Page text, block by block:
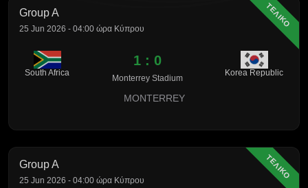
ΤΕΛΙΚΟ
Group A
25 Jun 2026 - 04:00 ώρα Κύπρου
South Africa
1 : 0
Monterrey Stadium
Korea Republic
MONTERREY
ΤΕΛΙΚΟ
Group A
25 Jun 2026 - 04:00 ώρα Κύπρου